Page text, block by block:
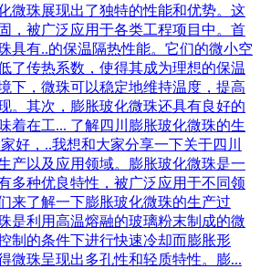
微珠展现出了独特的性能和优势。这
，被广泛应用于各类工程项目中。首
具有..的保温隔热性能。它们的微小空
了传热系数，使得其成为理想的保温
下，微珠可以稳定地维持温度，提高
。其次，膨胀玻化微珠还具有良好的
着在工... 了解四川膨胀玻化微珠的生
好，..我想和大家分享一下关于四川
产以及应用领域。膨胀玻化微珠是一
多种优良特性，被广泛应用于不同领
来了解一下膨胀玻化微珠的生产过
是利用高温熔融的玻璃粉末制成的微
制的条件下进行快速冷却而膨胀形
微珠呈现出多孔性和轻质特性。膨...